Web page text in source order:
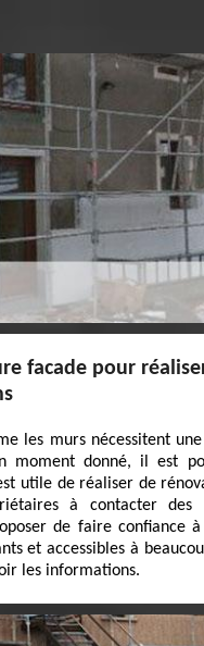
facade pour
les murs nécessitent
moment donné, il est
utile de réaliser de
à contacter des
de faire confiance à
et accessibles à
les informations.